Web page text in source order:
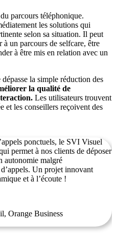
parcours téléphonique.
les solutions qui
selon sa situation. Il peut
un parcours de selfcare, être
à être mis en relation avec un
la simple réduction des
la qualité de
Les utilisateurs trouvent
et les conseillers reçoivent des
ponctuels, le SVI Visuel
permet à nos clients de déposer
autonomie malgré
Un projet innovant
et à l’écoute !
Orange Business